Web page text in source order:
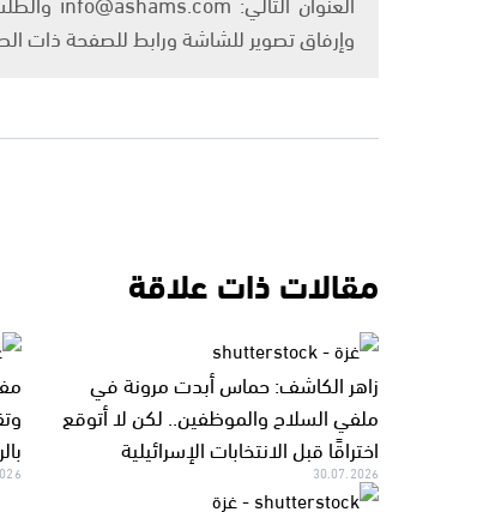
وإرفاق تصوير للشاشة ورابط للصفحة ذات
مقالات ذات علاقة
زاهر الكاشف: حماس أبدت مرونة في
ملفي السلاح والموظفين.. لكن لا أتوقع
اختراقًا قبل الانتخابات الإسرائيلية
30.07.2026